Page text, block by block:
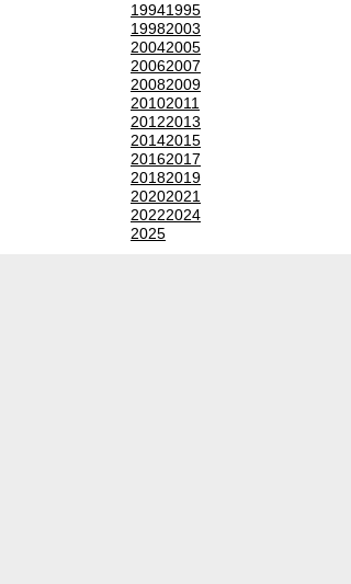
19941995
19982003
20042005
20062007
20082009
20102011
20122013
20142015
20162017
20182019
20202021
20222024
2025